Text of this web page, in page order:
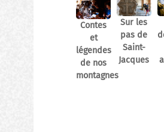
Contes
et
légendes
de nos
montagnes
Sur les
pas de
Saint-
Jacques